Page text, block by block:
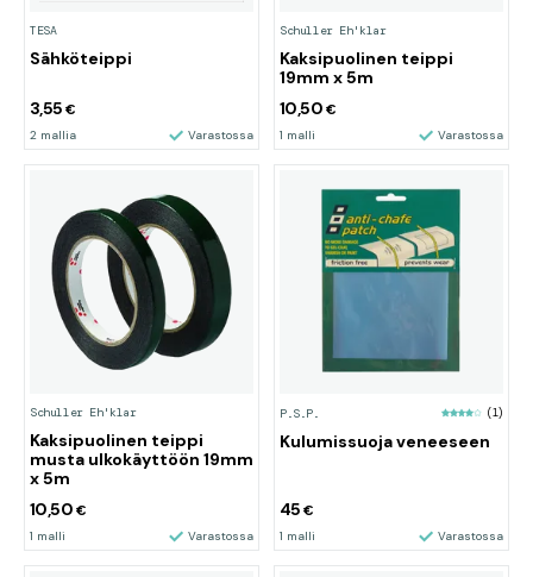
TESA
Sähköteippi
3,55€
2 mallia Varastossa
Schuller Eh'klar
Kaksipuolinen teippi
19mm x 5m
10,50 €
1 malli Varastossa
Schuller Eh'klar
Kaksipuolinen teippi
musta ulkokäyttöön 19mm
x 5m
10,50 €
1 malli Varastossa
P.S.P. (1)
Kulumissuoja veneeseen
45€
1 malli Varastossa